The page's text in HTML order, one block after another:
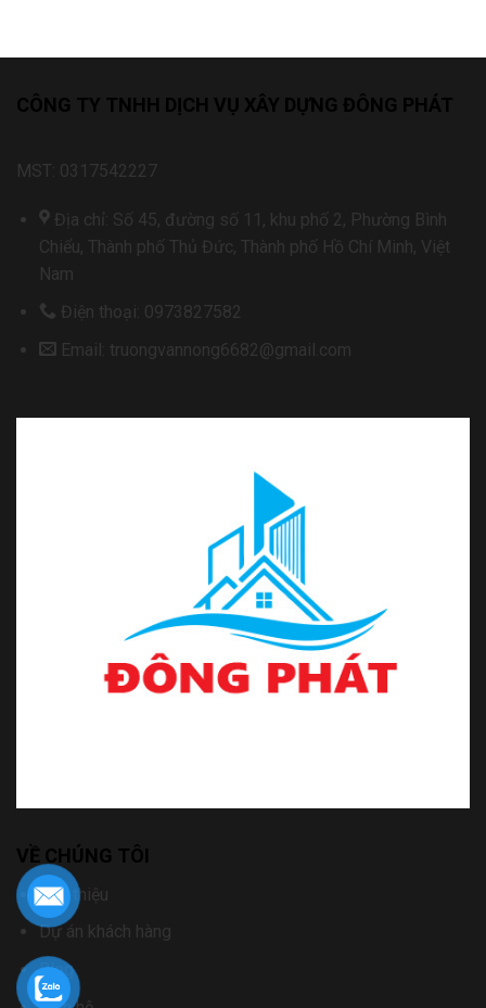
CÔNG TY TNHH DỊCH VỤ XÂY DỰNG ĐÔNG PHÁT
MST: 0317542227
Địa chỉ: Số 45, đường số 11, khu phố 2, Phường Bình
Chiểu, Thành phố Thủ Đức, Thành phố Hồ Chí Minh, Việt
Nam
Điện thoại: 0973827582
Email: truongvannong6682@gmail.com
VỀ CHÚNG TÔI
Giới thiệu
Dự án khách hàng
Blog